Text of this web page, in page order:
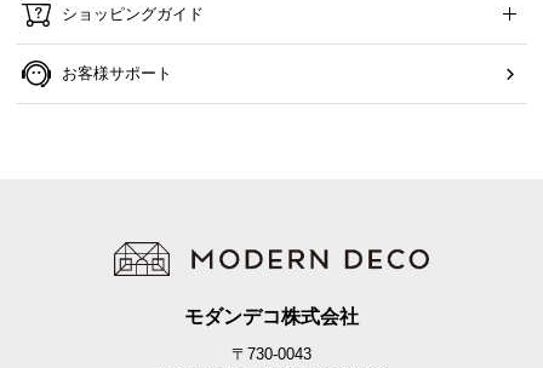
ショッピングガイド
お客様サポート
モダンデコ株式会社
〒730-0043